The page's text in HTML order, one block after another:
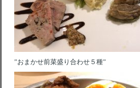
”おまかせ前菜盛り合わせ５種”